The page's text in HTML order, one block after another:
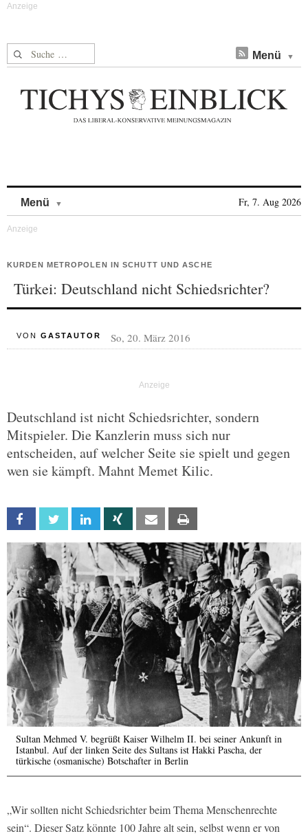
Suche nach: Menü
Menü Fr, 7. Aug 2026
KURDEN METROPOLEN IN SCHUTT UND ASCHE
Türkei: Deutschland nicht Schiedsrichter?
VON GASTAUTOR So, 20. März 2016
Deutschland ist nicht Schiedsrichter, sondern
Mitspieler. Die Kanzlerin muss sich nur
entscheiden, auf welcher Seite sie spielt und gegen
wen sie kämpft. Mahnt Memet Kilic.
Facebook Twitter Linkedin Xing Email
Sultan Mehmed V. begrüßt Kaiser Wilhelm II. bei seiner Ankunft in
Istanbul. Auf der linken Seite des Sultans ist Hakki Pascha, der
türkische (osmanische) Botschafter in Berlin
„Wir sollten nicht Schiedsrichter beim Thema Menschenrechte
sein“. Dieser Satz könnte 100 Jahre alt sein, selbst wenn er von